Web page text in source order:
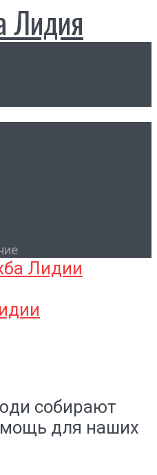
Лидия
городская Дума
Лидии
собирают
для наших